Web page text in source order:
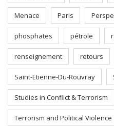
Menace Paris
phosphates pétrole
renseignement retours
Saint-Etienne-Du-Rouvray
Studies in Conflict & Terrorism
Terrorism and Political Violence